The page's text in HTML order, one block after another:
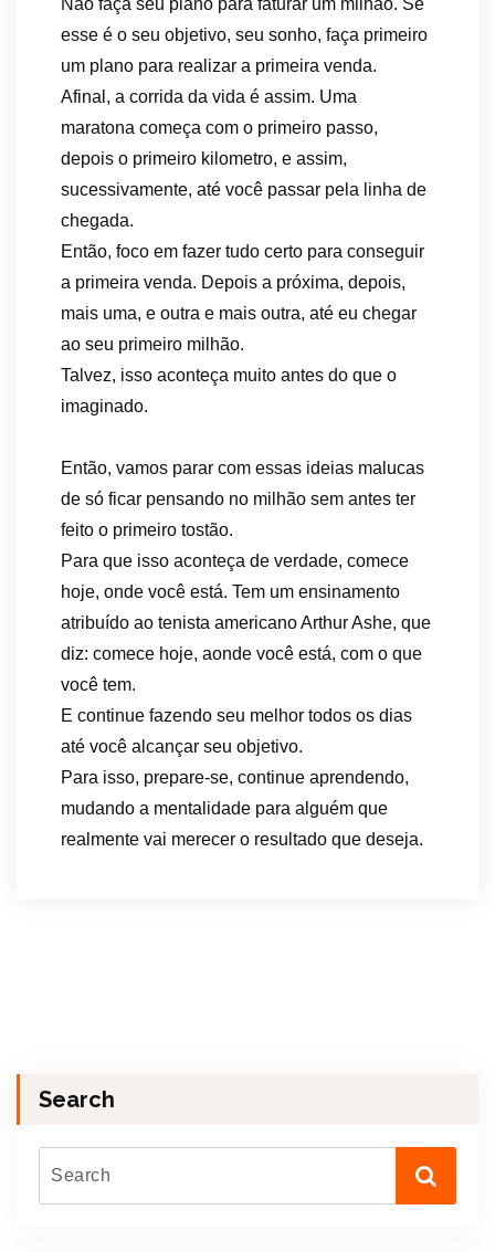
Não faça seu plano para faturar um milhão. Se
esse é o seu objetivo, seu sonho, faça primeiro
um plano para realizar a primeira venda.
Afinal, a corrida da vida é assim. Uma
maratona começa com o primeiro passo,
depois o primeiro kilometro, e assim,
sucessivamente, até você passar pela linha de
chegada.
Então, foco em fazer tudo certo para conseguir
a primeira venda. Depois a próxima, depois,
mais uma, e outra e mais outra, até eu chegar
ao seu primeiro milhão.
Talvez, isso aconteça muito antes do que o
imaginado.
Então, vamos parar com essas ideias malucas
de só ficar pensando no milhão sem antes ter
feito o primeiro tostão.
Para que isso aconteça de verdade, comece
hoje, onde você está. Tem um ensinamento
atribuído ao tenista americano Arthur Ashe, que
diz: comece hoje, aonde você está, com o que
você tem.
E continue fazendo seu melhor todos os dias
até você alcançar seu objetivo.
Para isso, prepare-se, continue aprendendo,
mudando a mentalidade para alguém que
realmente vai merecer o resultado que deseja.
Search